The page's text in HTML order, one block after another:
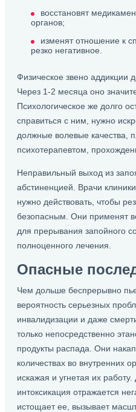
восстановят
органов;
изменят отношение к
резко негативное.
Физическое звено аддикции
Через 1-2 месяца оно
Психологическое же долго
справиться с ним, нужно
должные волевые качества,
психотерапевтом,
Неправильный выход из
абстиненцией. Врачи
нужно действовать, чтобы
безопасным. Они применят
для прерывания запойного
полноценного лечения.
Опасные
Чем дольше беспрерывно
вероятность серьезных
инвалидизации и даже
только непосредственно
продукты распада. Они
количествах во внутренних
искажая и угнетая их
интоксикация отражается
истощает ее, вызывает